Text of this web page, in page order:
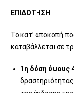
ΕΠΙΔΟΤΗΣΗ
Το κατ’ αποκοπή
καταβάλλεται σε
1η δόση ύψους